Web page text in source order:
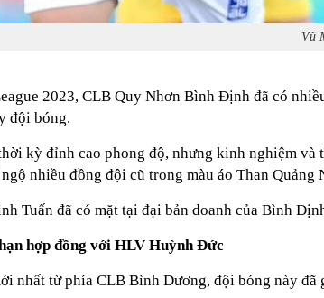
Vũ
2023, CLB Quy Nhơn Bình Định đã có
đội bóng.
kỳ đỉnh cao phong độ, nhưng kinh nghiệm
nhiều đồng đội cũ trong màu áo Than
Tuấn đã có mặt tại đại bản doanh của Bình
hợp đồng với HLV Huỳnh Đức
nhất từ phía CLB Bình Dương, đội bóng này